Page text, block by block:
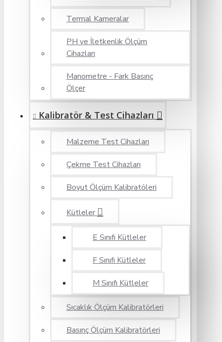
Termal Kameralar
PH ve İletkenlik Ölçüm
Cihazları
Manometre - Fark Basınç
Ölçer
Kalibratör & Test Cihazları
Malzeme Test Cihazları
Çekme Test Cihazları
Boyut Ölçüm Kalibratöleri
Kütleler
E Sınıfı Kütleler
F Sınıfı Kütleler
M Sınıfı Kütleler
Sıcaklık Ölçüm Kalibratörleri
Basınç Ölçüm Kalibratörleri